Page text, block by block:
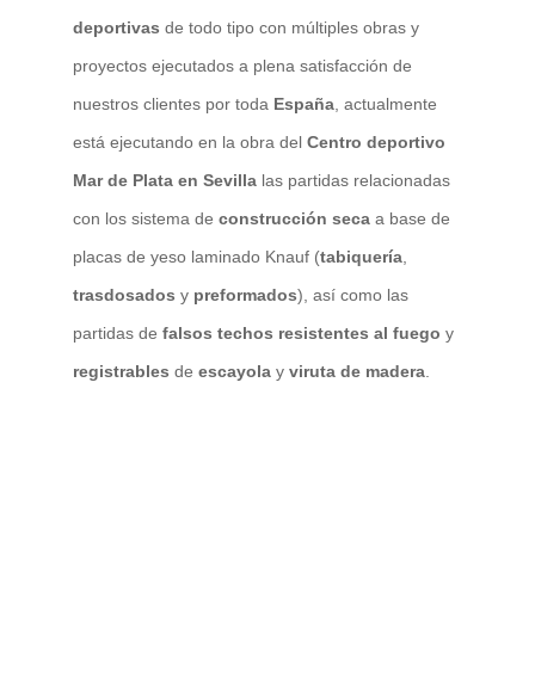
deportivas de todo tipo con múltiples obras y
proyectos ejecutados a plena satisfacción de
nuestros clientes por toda España, actualmente
está ejecutando en la obra del Centro deportivo
Mar de Plata en Sevillalas partidas relacionadas
con los sistema de construcción secaa base de
placas de yeso laminado Knauf (tabiquería,
trasdosados y preformados), así como las
partidas de falsos techos resistentes al fuego y
registrables de escayolay viruta de madera.